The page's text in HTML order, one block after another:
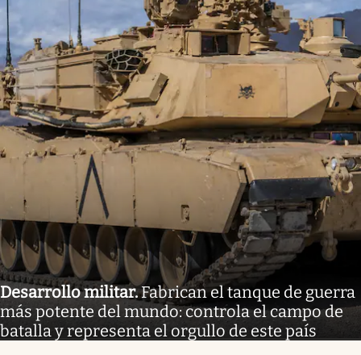
Desarrollo militar.Fabrican el tanque de guerra
más potente del mundo: controla el campo de
batalla y representa el orgullo de este país